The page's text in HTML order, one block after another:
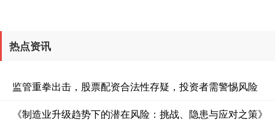
热点资讯
监管重拳出击，股票配资合法性存疑，投资者需警惕风险
《制造业升级趋势下的潜在风险：挑战、隐患与应对之策》